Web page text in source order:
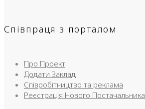
Співпраця з порталом
Про Проект
Додати Заклад
Співробітництво та реклама
Реєстрація Нового Постачальника